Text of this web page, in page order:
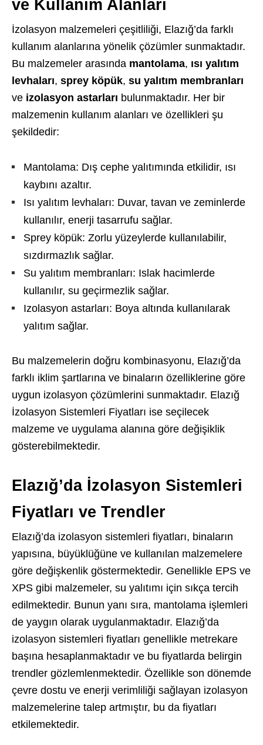
ve Kullanım Alanları
İzolasyon malzemeleri çeşitliliği, Elazığ’da farklı
kullanım alanlarına yönelik çözümler sunmaktadır.
Bu malzemeler arasında mantolama, ısı yalıtım
levhaları, sprey köpük, su yalıtım membranları
ve izolasyon astarları bulunmaktadır. Her bir
malzemenin kullanım alanları ve özellikleri şu
şekildedir:
Mantolama: Dış cephe yalıtımında etkilidir, ısı
kaybını azaltır.
Isı yalıtım levhaları: Duvar, tavan ve zeminlerde
kullanılır, enerji tasarrufu sağlar.
Sprey köpük: Zorlu yüzeylerde kullanılabilir,
sızdırmazlık sağlar.
Su yalıtım membranları: Islak hacimlerde
kullanılır, su geçirmezlik sağlar.
Izolasyon astarları: Boya altında kullanılarak
yalıtım sağlar.
Bu malzemelerin doğru kombinasyonu, Elazığ’da
farklı iklim şartlarına ve binaların özelliklerine göre
uygun izolasyon çözümlerini sunmaktadır. Elazığ
İzolasyon Sistemleri Fiyatları ise seçilecek
malzeme ve uygulama alanına göre değişiklik
gösterebilmektedir.
Elazığ’da İzolasyon Sistemleri
Fiyatları ve Trendler
Elazığ’da izolasyon sistemleri fiyatları, binaların
yapısına, büyüklüğüne ve kullanılan malzemelere
göre değişkenlik göstermektedir. Genellikle EPS ve
XPS gibi malzemeler, su yalıtımı için sıkça tercih
edilmektedir. Bunun yanı sıra, mantolama işlemleri
de yaygın olarak uygulanmaktadır. Elazığ’da
izolasyon sistemleri fiyatları genellikle metrekare
başına hesaplanmaktadır ve bu fiyatlarda belirgin
trendler gözlemlenmektedir. Özellikle son dönemde
çevre dostu ve enerji verimliliği sağlayan izolasyon
malzemelerine talep artmıştır, bu da fiyatları
etkilemektedir.